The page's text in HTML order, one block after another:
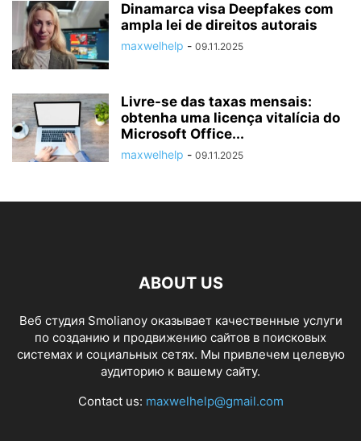
Dinamarca visa Deepfakes com
ampla lei de direitos autorais
maxwelhelp - 09.11.2025
Livre-se das taxas mensais:
obtenha uma licença vitalícia do
Microsoft Office...
maxwelhelp - 09.11.2025
ABOUT US
Веб студия Smolianoy оказывает качественные услуги
по созданию и продвижению сайтов в поисковых
системах и социальных сетях. Мы привлечем целевую
аудиторию к вашему сайту.
Contact us: maxwelhelp@gmail.com